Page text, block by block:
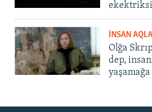
İNSAN
Olğa
dep,